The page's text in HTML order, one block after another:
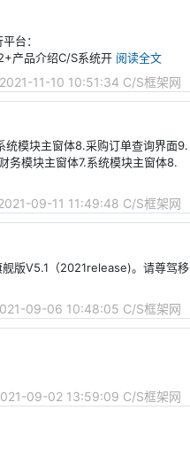
台：
产品介绍C/S系统开 阅读全文
2021-11-10 10:51:34 C/S框架网
统模块主窗体8.采购订单查询界面9.
务模块主窗体7.系统模块主窗体8.
09-11 11:49:48 C/S框架网
版V5.1（2021release)。请尊驾移
09-06 10:48:05 C/S框架网
09-02 13:59:09 C/S框架网